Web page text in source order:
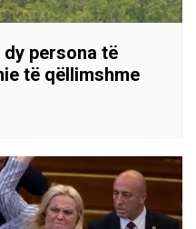
dy persona të
të qëllimshme